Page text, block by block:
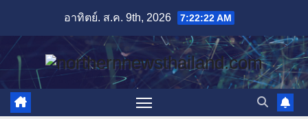
content
อาทิตย์. ส.ค. 9th, 2026 7:22:24 AM